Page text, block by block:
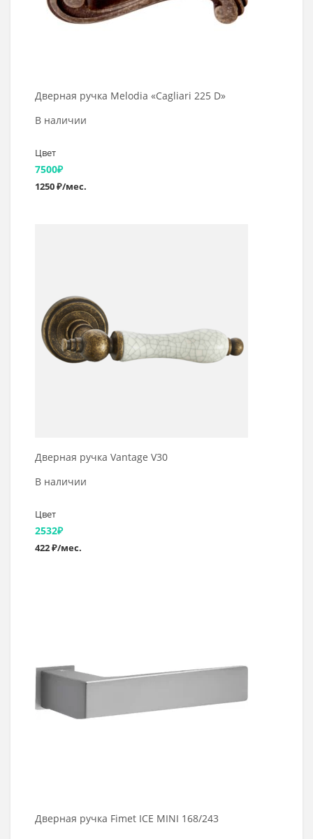
Дверная ручка Melodia «Cagliari 225 D»
В наличии
Цвет
7500₽
1250 ₽/мес.
Дверная ручка Vantage V30
В наличии
Цвет
2532₽
422 ₽/мес.
Дверная ручка Fimet ICE MINI 168/243